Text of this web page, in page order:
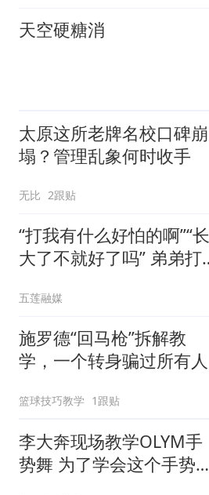
天空硬糖消
太原这所老牌名校口碑崩
塌？管理乱象何时收手
无比 2跟贴
“打我有什么好怕的啊”“长
大了不就好了吗” 弟弟打
马护着弟弟
五莲融媒
施罗德“回马枪”拆解教
学，一个转身骗过所有人
篮球技巧教学 1跟贴
李大奔现场教学OLYM手
势舞 为了学会这个手势舞